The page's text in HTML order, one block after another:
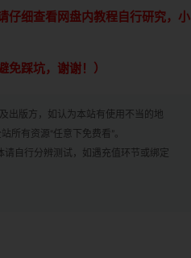
仔细查看网盘内教程自行研究，小
踩坑，谢谢！）
出版方，如认为本站有使用不当的地
所有资源“任意下免费看”。
自行分辨测试，如遇充值环节或绑定